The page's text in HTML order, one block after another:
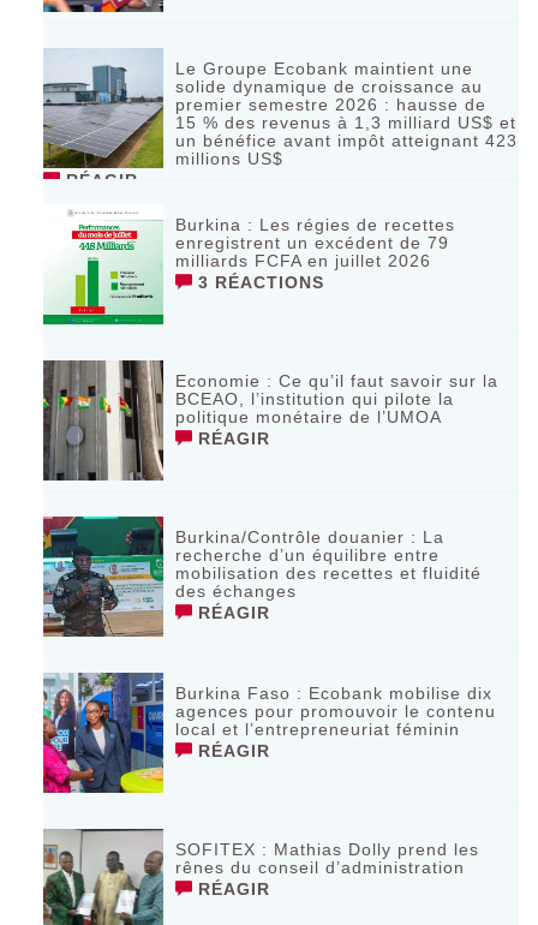
Le Groupe Ecobank maintient une
solide dynamique de croissance au
premier semestre 2026 : hausse de
15 % des revenus à 1,3 milliard US$ et
un bénéfice avant impôt atteignant 423
millions US$
RÉAGIR
Burkina : Les régies de recettes
enregistrent un excédent de 79
milliards FCFA en juillet 2026
3 RÉACTIONS
Economie : Ce qu’il faut savoir sur la
BCEAO, l’institution qui pilote la
politique monétaire de l’UMOA
RÉAGIR
Burkina/Contrôle douanier : La
recherche d’un équilibre entre
mobilisation des recettes et fluidité
des échanges
RÉAGIR
Burkina Faso : Ecobank mobilise dix
agences pour promouvoir le contenu
local et l’entrepreneuriat féminin
RÉAGIR
SOFITEX : Mathias Dolly prend les
rênes du conseil d’administration
RÉAGIR